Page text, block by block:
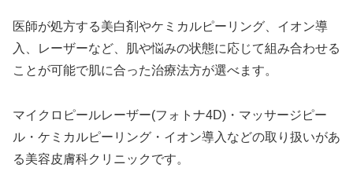
医師が処方する美白剤やケミカルピーリング、イオン導
入、レーザーなど、肌や悩みの状態に応じて組み合わせる
ことが可能で肌に合った治療法方が選べます。
マイクロピールレーザー(フォトナ4D)・マッサージピー
ル・ケミカルピーリング・イオン導入などの取り扱いがあ
る美容皮膚科クリニックです。